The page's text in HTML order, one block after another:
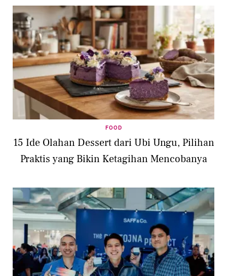
FOOD
15 Ide Olahan Dessert dari Ubi Ungu, Pilihan
Praktis yang Bikin Ketagihan Mencobanya